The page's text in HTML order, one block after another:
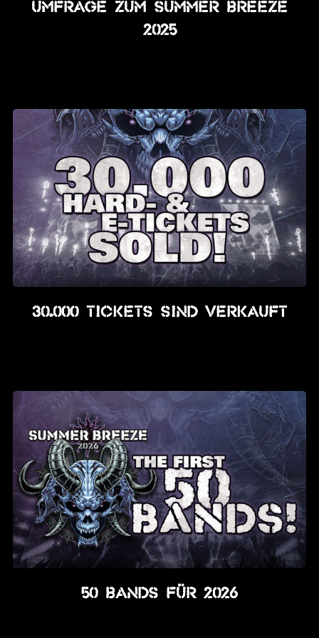
Umfrage zum SUMMER BREEZE
2025
30.000 Tickets sind verkauft
50 BANDS FÜR 2026